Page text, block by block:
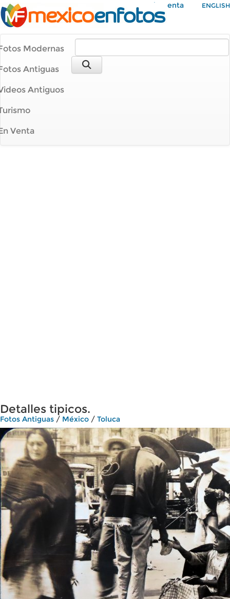
Mi Cuenta ENGLISH
Modernas
Antiguas
Antiguos
Venta
Detalles tipicos.
Fotos Antiguas / México / Toluca